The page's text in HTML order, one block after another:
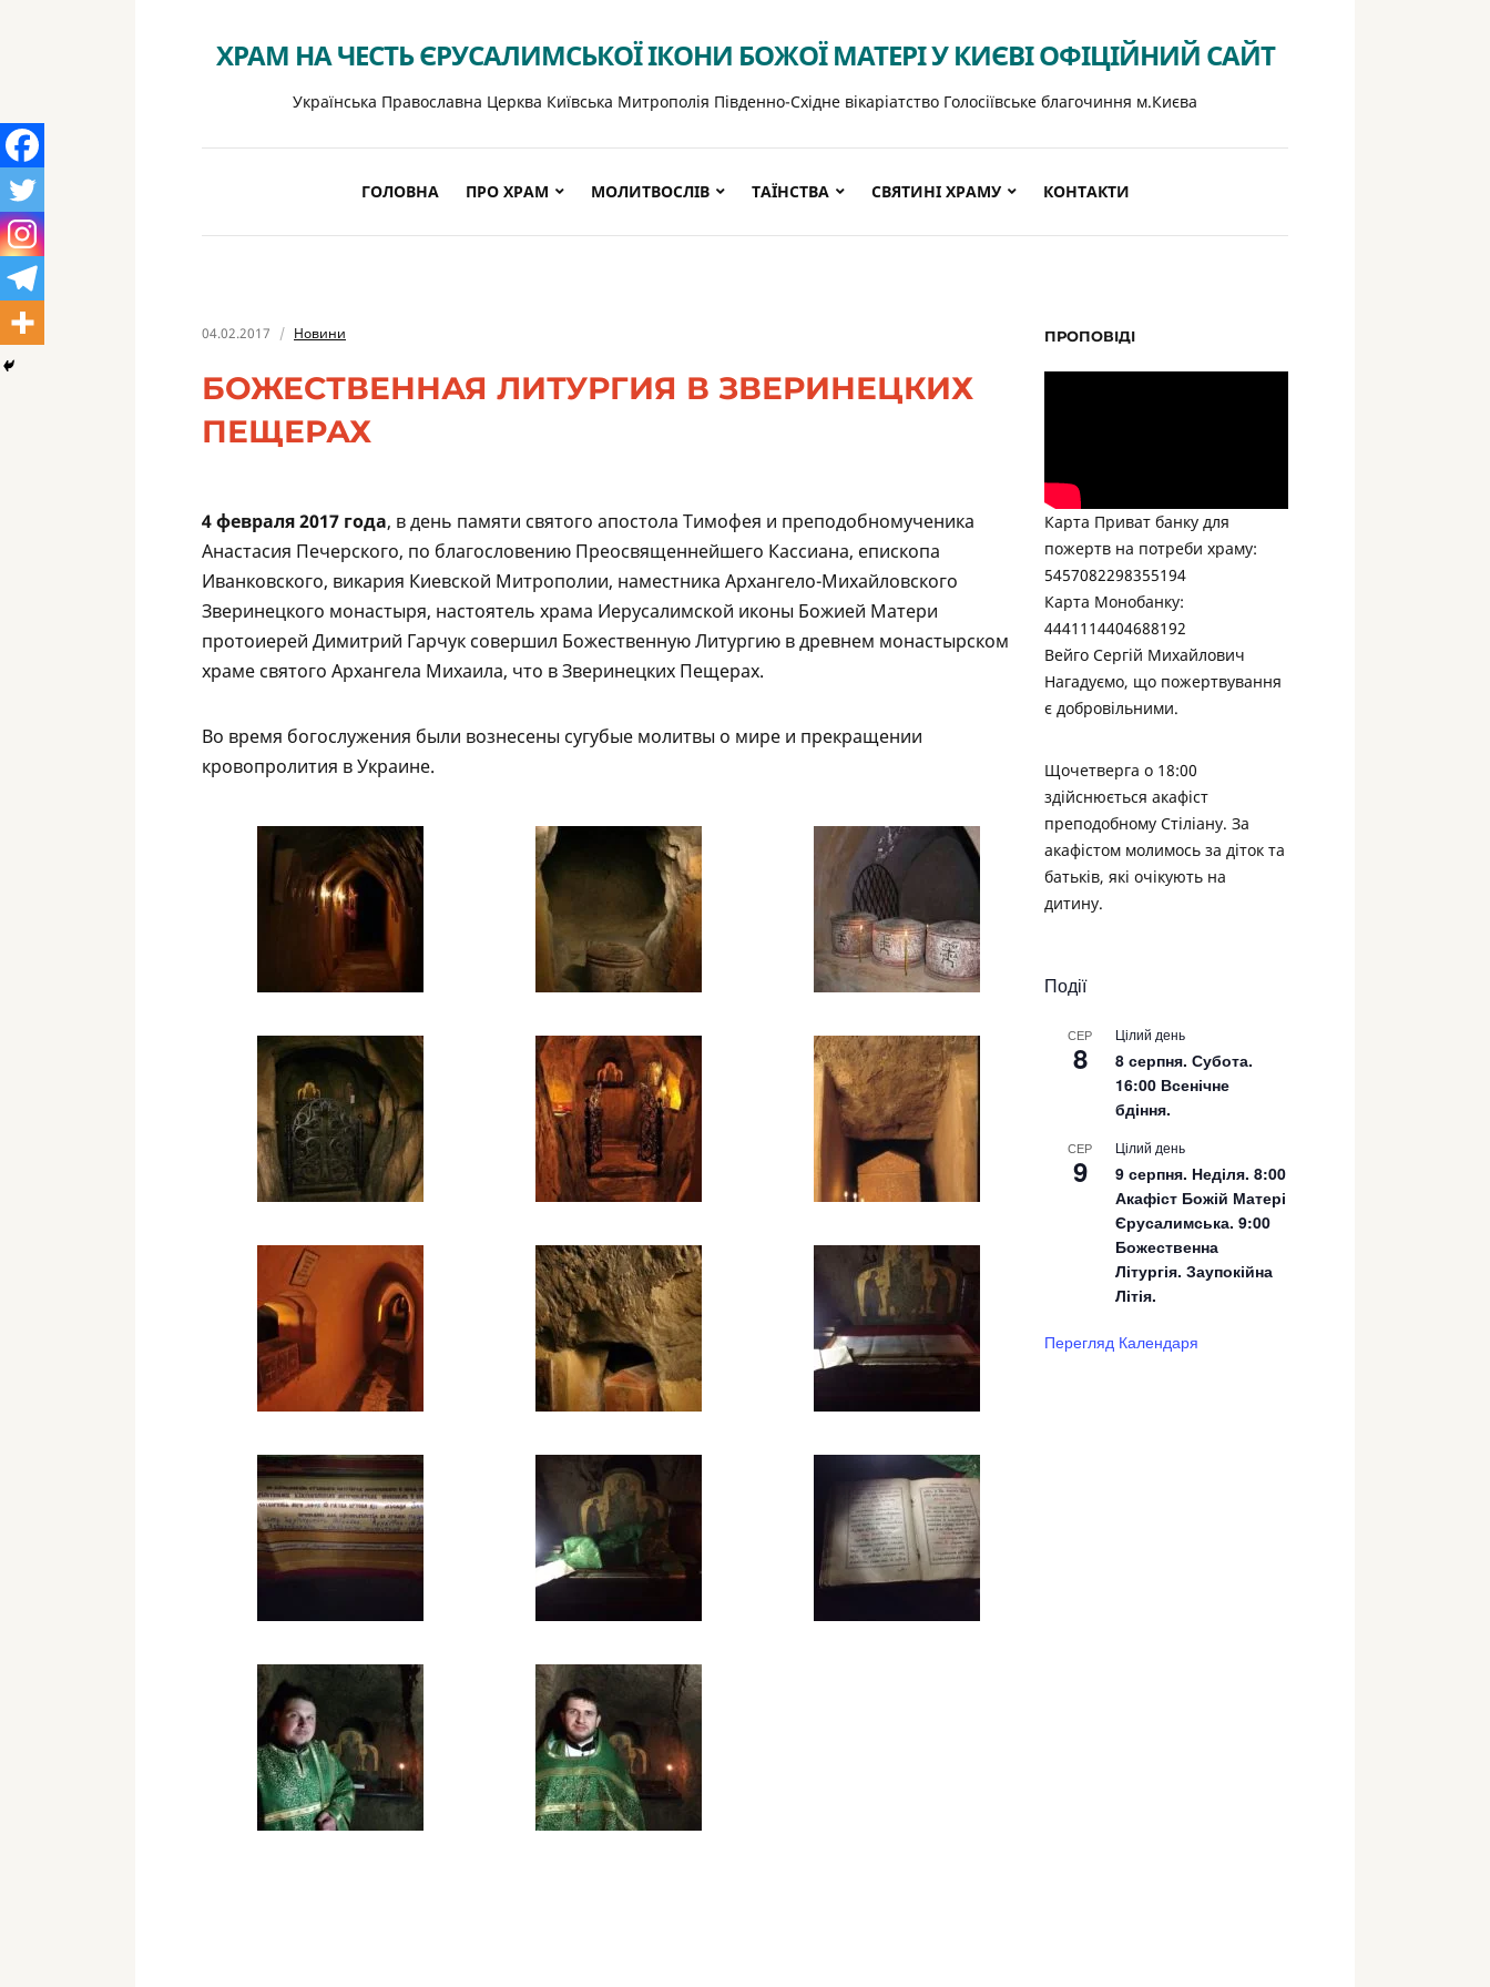
ХРАМ НА ЧЕСТЬ ЄРУСАЛИМСЬКОЇ ІКОНИ БОЖОЇ МАТЕРІ У КИЄВІ ОФІЦІЙНИЙ САЙТ
Українська Православна Церква Київська Митрополія Південно-Східне вікаріатство Голосіївське благочиння м.Києва
ГОЛОВНА ПРО ХРАМ МОЛИТВОСЛІВ ТАЇНСТВА СВЯТИНІ ХРАМУ КОНТАКТИ
04.02.2017 Новини
БОЖЕСТВЕННАЯ ЛИТУРГИЯ В ЗВЕРИНЕЦКИХ
ПЕЩЕРАХ
4 февраля 2017 года, в день памяти святого апостола Тимофея и преподобномученика
Анастасия Печерского, по благословению Преосвященнейшего Кассиана, епископа
Иванковского, викария Киевской Митрополии, наместника Архангело-Михайловского
Зверинецкого монастыря, настоятель храма Иерусалимской иконы Божией Матери
протоиерей Димитрий Гарчук совершил Божественную Литургию в древнем монастырском
храме святого Архангела Михаила, что в Зверинецких Пещерах.
Во время богослужения были вознесены сугубые молитвы о мире и прекращении
кровопролития в Украине.
ПРОПОВІДІ
Карта Приват банку для
пожертв на потреби храму:
5457082298355194
Карта Монобанку:
4441114404688192
Вейго Сергій Михайлович
Нагадуємо, що пожертвування
є добровільними.
Щочетверга о 18:00
здійснюється акафіст
преподобному Стіліану. За
акафістом молимось за діток та
батьків, які очікують на
дитину.
Події
СЕР
8
Цілий день
8 серпня. Субота.
16:00 Всенічне
бдіння.
СЕР
9
Цілий день
9 серпня. Неділя. 8:00
Акафіст Божій Матері
Єрусалимська. 9:00
Божественна
Літургія. Заупокійна
Літія.
Перегляд Календаря